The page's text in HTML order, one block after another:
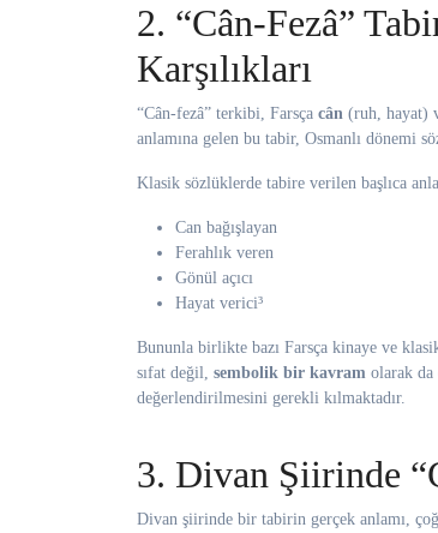
2. “Cân-Fezâ”
Karşılıkları
“Cân-fezâ” terkibi, Farsça cân (ruh, hayat)
anlamına gelen bu tabir, Osmanlı dönemi
Klasik sözlüklerde tabire verilen başlıca
Can bağışlayan
Ferahlık veren
Gönül açıcı
Hayat verici³
Bununla birlikte bazı Farsça kinaye ve
sıfat değil, sembolik bir kavram olarak da
değerlendirilmesini gerekli kılmaktadır.
3. Divan Şiirinde
Divan şiirinde bir tabirin gerçek anlamı,